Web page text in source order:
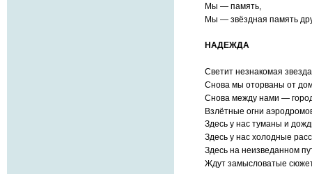
Мы — память,
Мы — звёздная память
НАДЕЖДА
Светит незнакомая
Снова мы оторваны от
Снова между нами —
Взлётные огни
Здесь у нас туманы и
Здесь у нас холодные
Здесь на неизведанном
Ждут замысловатые